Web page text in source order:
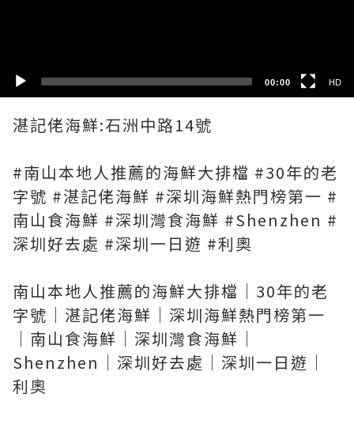
00:00 HD
湛記佬海鮮:石洲中路14號
#南山本地人推薦的海鮮大排檔 #30年的老
字號 #湛記佬海鮮 #深圳海鮮熱門榜第一 #
南山食海鮮 #深圳灣食海鮮 #Shenzhen #
深圳好去處 #深圳一日遊 #利奧
南山本地人推薦的海鮮大排檔｜30年的老
字號｜湛記佬海鮮｜深圳海鮮熱門榜第一
｜南山食海鮮｜深圳灣食海鮮｜
Shenzhen｜深圳好去處｜深圳一日遊｜
利奧